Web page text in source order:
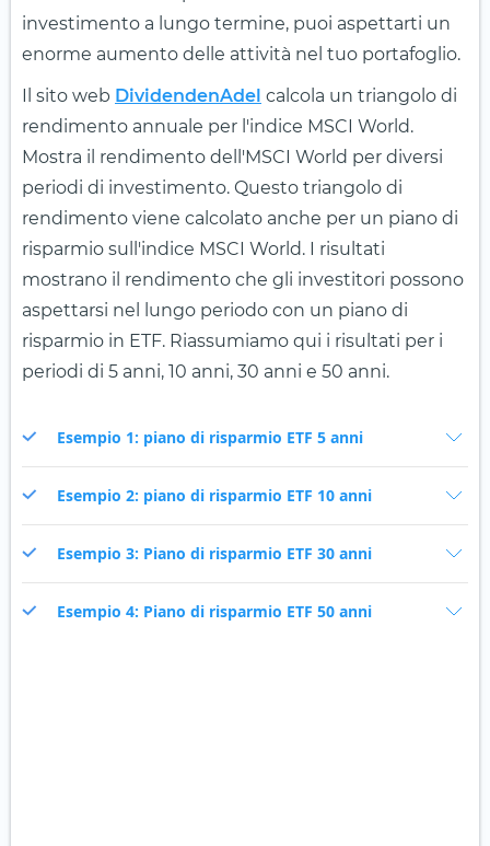
investimento a lungo termine, puoi aspettarti un
enorme aumento delle attività nel tuo portafoglio.
Il sito web DividendenAdel calcola un triangolo di
rendimento annuale per l'indice MSCI World.
Mostra il rendimento dell'MSCI World per diversi
periodi di investimento. Questo triangolo di
rendimento viene calcolato anche per un piano di
risparmio sull'indice MSCI World. I risultati
mostrano il rendimento che gli investitori possono
aspettarsi nel lungo periodo con un piano di
risparmio in ETF. Riassumiamo qui i risultati per i
periodi di 5 anni, 10 anni, 30 anni e 50 anni.
Esempio 1: piano di risparmio ETF 5 anni
Esempio 2: piano di risparmio ETF 10 anni
Esempio 3: Piano di risparmio ETF 30 anni
Esempio 4: Piano di risparmio ETF 50 anni